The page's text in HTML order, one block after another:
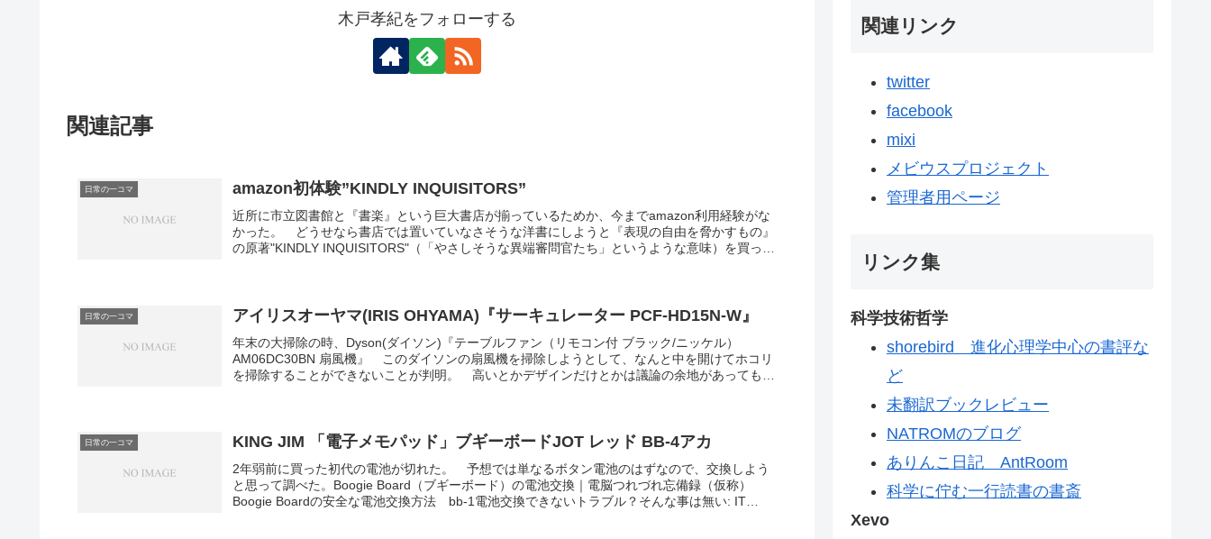
木戸孝紀をフォローする
関連記事
日常の一コマ amazon初体験”KINDLY INQUISITORS”
近所に市立図書館と『書楽』という巨大書店が揃っているためか、今までamazon利用経験がな
かった。 どうせなら書店では置いていなさそうな洋書にしようと『表現の自由を脅かすもの』
の原著"KINDLY INQUISITORS"（「やさしそうな異端審問官たち」というような意味）を買って
本だ。 １９９３年の出版にも関わらず、９１１でアメリカの政治状況が一変した今もその価値
を少しも損なっていないのが素晴らしい。内容も折に触れて紹介していきたいと思う。
日常の一コマ アイリスオーヤマ(IRIS OHYAMA)『サーキュレーター PCF-HD15N-W』
年末の大掃除の時、Dyson(ダイソン)『テーブルファン（リモコン付 ブラック/ニッケル）
AM06DC30BN 扇風機』 このダイソンの扇風機を掃除しようとして、なんと中を開けてホコリ
を掃除することができないことが判明。 高いとかデザインだけとかは議論の余地があっても、
日常の一コマ KING JIM 「電子メモパッド」ブギーボードJOT レッド BB-4アカ
2年弱前に買った初代の電池が切れた。 予想では単なるボタン電池のはずなので、交換しよう
と思って調べた。Boogie Board（ブギーボード）の電池交換｜電脳つれづれ忘備録（仮称）
Boogie Boardの安全な電池交換方法 bb-1電池交換できないトラブル？そんな事は無い: IT
関連リンク
twitter
facebook
mixi
メビウスプロジェクト
管理者用ページ
リンク集
科学技術哲学
shorebird 進化心理学中心の書評な
ど
未翻訳ブックレビュー
NATROMのブログ
ありんこ日記 AntRoom
科学に佇む一行読書の書斎
Xevo